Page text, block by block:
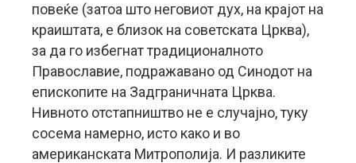
повеќе (затоа што неговиот дух, на крајот на
краиштата, е близок на советската Црква),
за да го избегнат традиционалното
Православие, подражавано од Синодот на
епископите на Задграничната Црква.
Нивното отстапништво не е случајно, туку
сосема намерно, исто како и во
американската Митрополија. И разликите